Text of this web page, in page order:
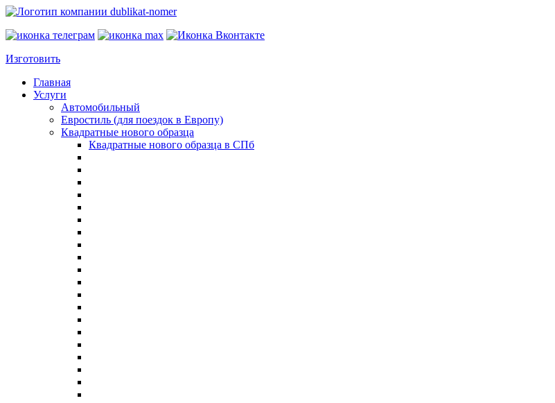
Изготовить
Главная
Услуги
Автомобильный
Евростиль (для поездок в Европу)
Квадратные нового образца
Квадратные нового образца в СПб